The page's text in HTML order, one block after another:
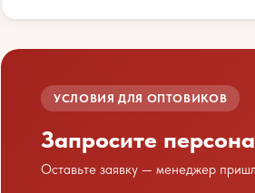
УСЛОВИЯ ДЛЯ ОПТОВИКОВ
Запросите
Оставьте заявку — менеджер